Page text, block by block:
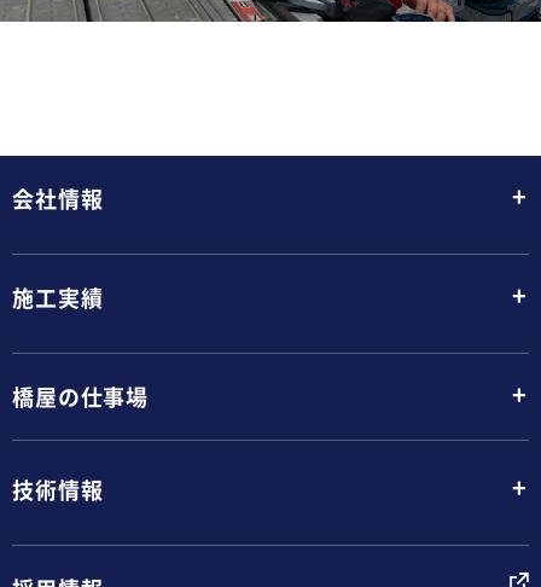
会社情報 +
施工実績 +
橋屋の仕事場 +
技術情報 +